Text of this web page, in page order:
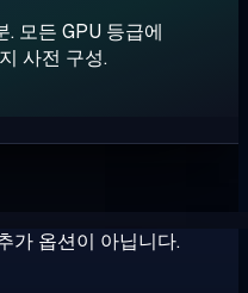
모든 GPU 등급에
사전 구성.
가 옵션이 아닙니다.